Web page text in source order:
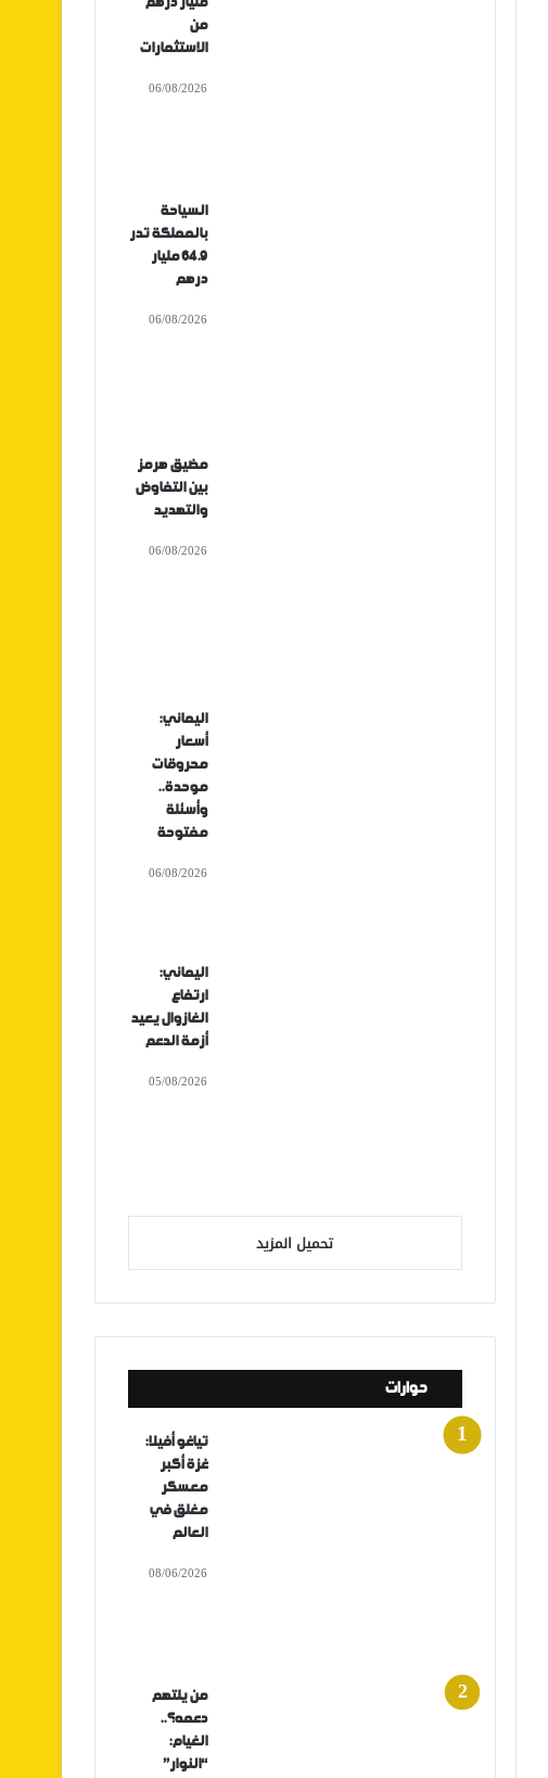
من
الاستثمارات
06/08/2026
السياحة
بالمملكة تدر
64.9 مليار
درهم
06/08/2026
مضيق هرمز
بين التفاوض
والتهديد
06/08/2026
اليماني:
أسعار
محروقات
موحدة..
وأسئلة
مفتوحة
06/08/2026
اليماني:
ارتفاع
الغازوال يعيد
أزمة الدعم
05/08/2026
تحميل المزيد
حوارات
تياغو أفيلا:
غزة أكبر
معسكر
مغلق في
العالم
08/06/2026
من يلتهم
دعمه؟..
الغيام:
“النوار”